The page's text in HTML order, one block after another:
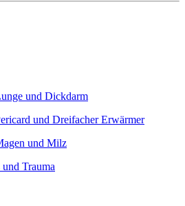
und Dickdarm
und Dreifacher Erwärmer
und Milz
Trauma